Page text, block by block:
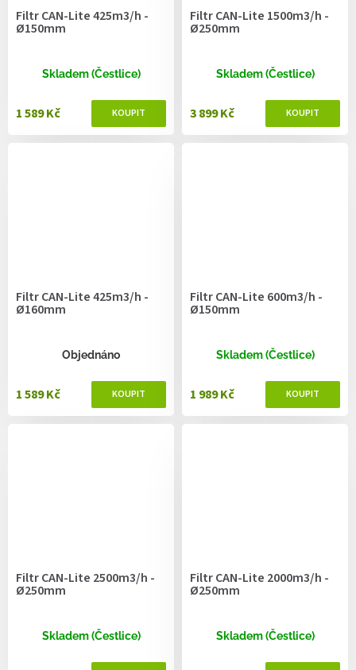
Filtr CAN-Lite 425m3/h -
Ø150mm
Skladem (Čestlice)
1 589 Kč
Filtr CAN-Lite 1500m3/h -
Ø250mm
Skladem (Čestlice)
3 899 Kč
Filtr CAN-Lite 425m3/h -
Ø160mm
Objednáno
1 589 Kč
Filtr CAN-Lite 600m3/h -
Ø150mm
Skladem (Čestlice)
1 989 Kč
Filtr CAN-Lite 2500m3/h -
Ø250mm
Skladem (Čestlice)
Filtr CAN-Lite 2000m3/h -
Ø250mm
Skladem (Čestlice)